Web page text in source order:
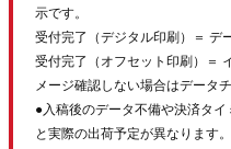
示です。
受付完了（デジタル印刷）＝ デ
受付完了（オフセット印刷）＝
メージ確認しない場合はデータ
●入稿後のデータ不備や決済タ
と実際の出荷予定が異なります